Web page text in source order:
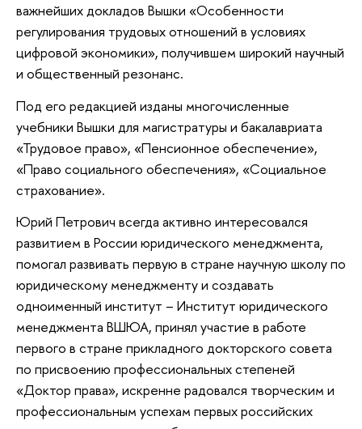
важнейших докладов Вышки «Особенности
регулирования трудовых отношений в условиях
цифровой экономики», получившем широкий научный
и общественный резонанс.
Под его редакцией изданы многочисленные
учебники Вышки для магистратуры и бакалавриата
«Трудовое право», «Пенсионное обеспечение»,
«Право социального обеспечения», «Социальное
страхование».
Юрий Петрович всегда активно интересовался
развитием в России юридического менеджмента,
помогал развивать первую в стране научную школу по
юридическому менеджменту и создавать
одноименный институт – Институт юридического
менеджмента ВШЮА, принял участие в работе
первого в стране прикладного докторского совета
по присвоению профессиональных степеней
«Доктор права», искренне радовался творческим и
профессиональным успехам первых российских